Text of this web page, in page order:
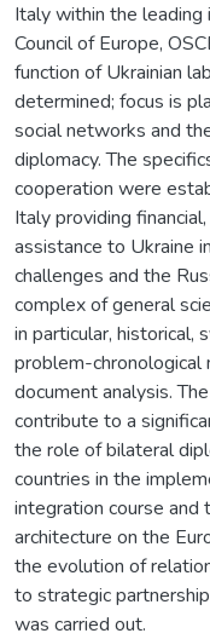
Italy within the leading
Council of Europe,
function of Ukrainian
determined; focus is
social networks and
diplomacy. The
cooperation were
Italy providing
assistance to Ukraine
challenges and the
complex of general
in particular, historical,
problem-
document analysis.
contribute to a
the role of bilateral
countries in the
integration course and
architecture on the
the evolution of
to strategic
was carried out.